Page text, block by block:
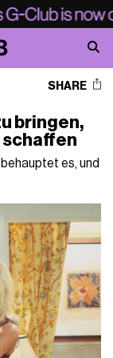
SHARE
bringen,
schaffen
es, und